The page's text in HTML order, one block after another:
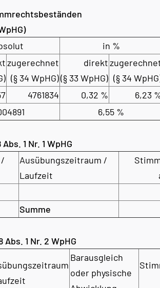
in %
zugerechnet
(§ 34 WpHG)
direkt
(§ 33 WpHG) (§ 34
4761834 0,32 %
6,23
6,55 %
1 Nr. 1 WpHG
Ausübungszeitraum /
Laufzeit
Summe
1 Nr. 2 WpHG
Barausgleich
oder physische